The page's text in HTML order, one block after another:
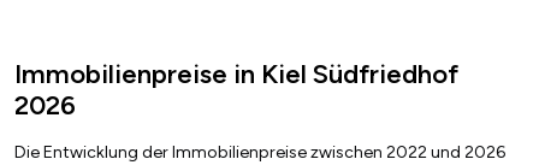
Immobilienpreise in Kiel Südfriedhof
2026
Die Entwicklung der Immobilienpreise zwischen 2022 und 2026